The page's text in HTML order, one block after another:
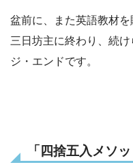
盆前に、また英語教材
三日坊主に終わり、続け
ジ・エンドです。
「四捨五入メソ